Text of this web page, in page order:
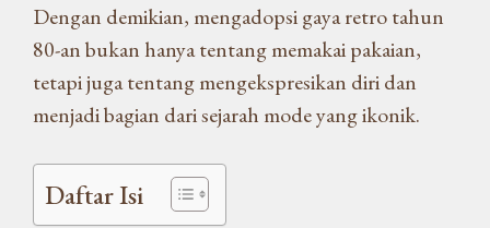
Dengan demikian, mengadopsi gaya retro tahun
80-an bukan hanya tentang memakai pakaian,
tetapi juga tentang mengekspresikan diri dan
menjadi bagian dari sejarah mode yang ikonik.
Daftar Isi